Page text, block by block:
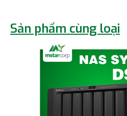
Sản phẩm cùng loại